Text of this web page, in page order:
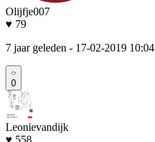
Olijfje007
♥ 79
7 jaar geleden - 17-02-2019 10:04
0
Leonievandijk